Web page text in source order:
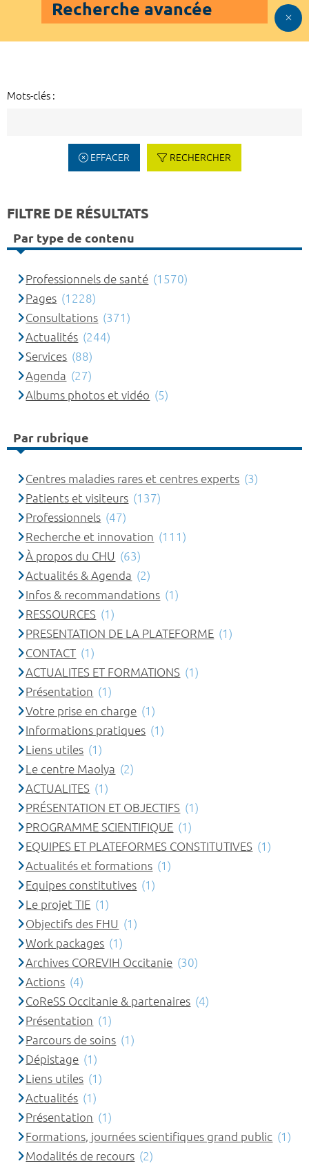
Recherche avancée
Mots-clés :
EFFACER RECHERCHER
FILTRE DE RÉSULTATS
Par type de contenu
Professionnels de santé (1570)
Pages (1228)
Consultations (371)
Actualités (244)
Services (88)
Agenda (27)
Albums photos et vidéo (5)
Par rubrique
Centres maladies rares et centres experts (3)
Patients et visiteurs (137)
Professionnels (47)
Recherche et innovation (111)
À propos du CHU (63)
Actualités & Agenda (2)
Infos & recommandations (1)
RESSOURCES (1)
PRESENTATION DE LA PLATEFORME (1)
CONTACT (1)
ACTUALITES ET FORMATIONS (1)
Présentation (1)
Votre prise en charge (1)
Informations pratiques (1)
Liens utiles (1)
Le centre Maolya (2)
ACTUALITES (1)
PRÉSENTATION ET OBJECTIFS (1)
PROGRAMME SCIENTIFIQUE (1)
EQUIPES ET PLATEFORMES CONSTITUTIVES (1)
Actualités et formations (1)
Equipes constitutives (1)
Le projet TIE (1)
Objectifs des FHU (1)
Work packages (1)
Archives COREVIH Occitanie (30)
Actions (4)
CoReSS Occitanie & partenaires (4)
Présentation (1)
Parcours de soins (1)
Dépistage (1)
Liens utiles (1)
Actualités (1)
Présentation (1)
Formations, journées scientifiques grand public (1)
Modalités de recours (2)